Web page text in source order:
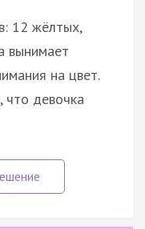
12 жёлтых,
вынимает
на цвет.
что девочка